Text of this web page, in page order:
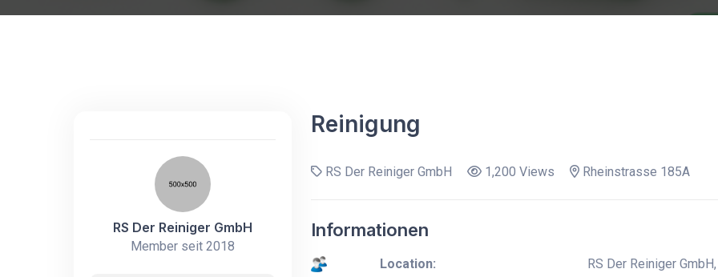
RS Der Reiniger GmbH
Member seit 2018
Reinigung
RS Der Reiniger GmbH 1,200 Views Rheinstrasse 185A
Informationen
Location:
RS Der Reiniger